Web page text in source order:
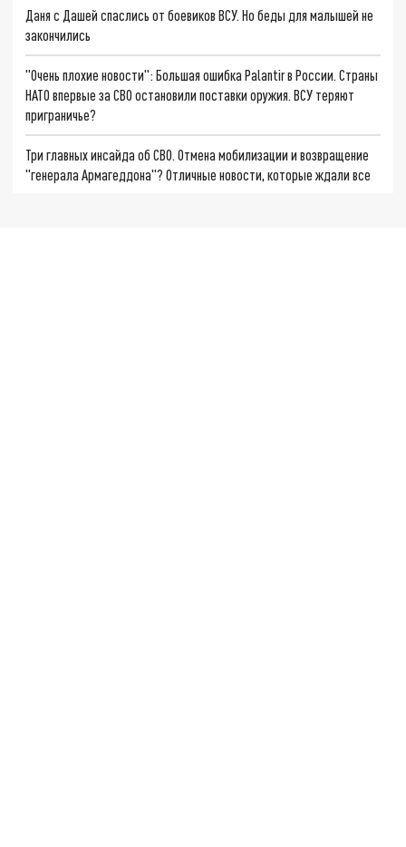
Даня с Дашей спаслись от боевиков ВСУ. Но беды для малышей не
закончились
"Очень плохие новости": Большая ошибка Palantir в России. Страны
НАТО впервые за СВО остановили поставки оружия. ВСУ теряют
приграничье?
Три главных инсайда об СВО. Отмена мобилизации и возвращение
"генерала Армагеддона"? Отличные новости, которые ждали все